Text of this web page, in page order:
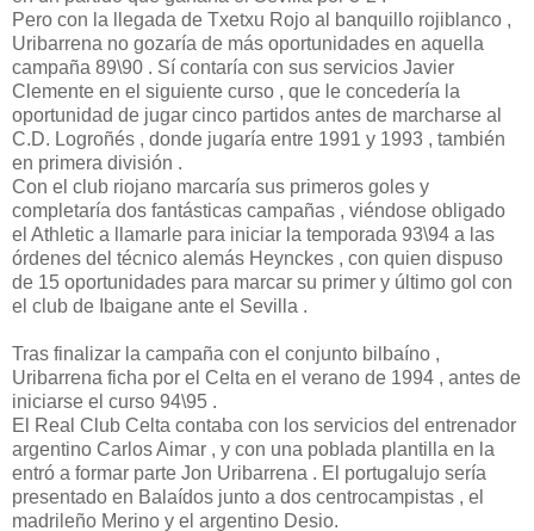
Pero con la llegada de Txetxu Rojo al banquillo rojiblanco ,
Uribarrena no gozaría de más oportunidades en aquella
campaña 89\90 . Sí contaría con sus servicios Javier
Clemente en el siguiente curso , que le concedería la
oportunidad de jugar cinco partidos antes de marcharse al
C.D. Logroñés , donde jugaría entre 1991 y 1993 , también
en primera división .
Con el club riojano marcaría sus primeros goles y
completaría dos fantásticas campañas , viéndose obligado
el Athletic a llamarle para iniciar la temporada 93\94 a las
órdenes del técnico alemás Heynckes , con quien dispuso
de 15 oportunidades para marcar su primer y último gol con
el club de Ibaigane ante el Sevilla .
Tras finalizar la campaña con el conjunto bilbaíno ,
Uribarrena ficha por el Celta en el verano de 1994 , antes de
iniciarse el curso 94\95 .
El Real Club Celta contaba con los servicios del entrenador
argentino Carlos Aimar , y con una poblada plantilla en la
entró a formar parte Jon Uribarrena . El portugalujo sería
presentado en Balaídos junto a dos centrocampistas , el
madrileño Merino y el argentino Desio.